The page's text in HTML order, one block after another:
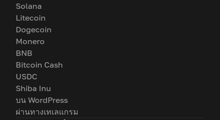
Solana
Litecoin
Dogecoin
Monero
BNB
Bitcoin Cash
USDC
Shiba Inu
บน WordPress
ผ่านทางเทเลแกรม